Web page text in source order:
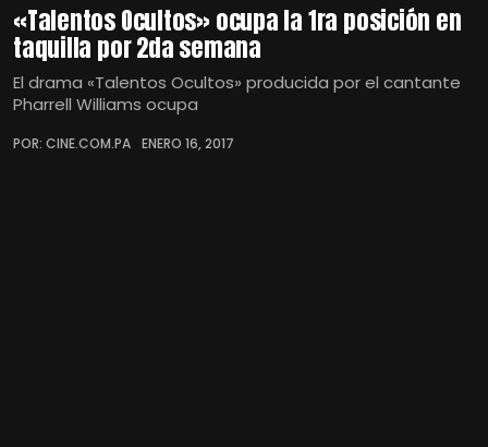
«Talentos Ocultos» ocupa la 1ra posición en
taquilla por 2da semana
El drama «Talentos Ocultos» producida por el cantante
Pharrell Williams ocupa
POR: CINE.COM.PA ENERO 16, 2017